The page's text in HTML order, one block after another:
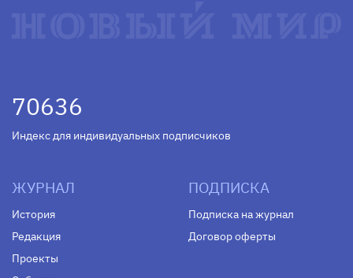
70636
Индекс для индивидуальных подписчиков
ЖУРНАЛ
История
Редакция
Проекты
ПОДПИСКА
Подписка на журнал
Договор оферты